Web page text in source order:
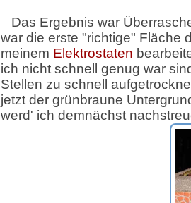
Das Ergebnis war
war die erste "richtige" Fläche
meinem Elektrostaten
ich nicht schnell genug war
Stellen zu schnell
jetzt der grünbraune
werd' ich demnächst